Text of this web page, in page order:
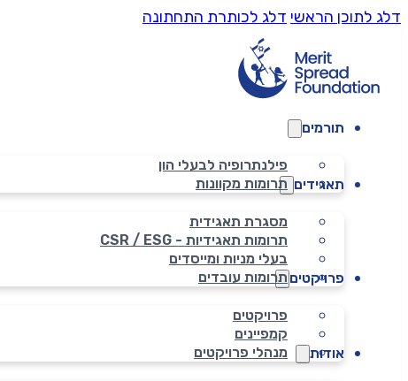
דלג לתוכן הראשי דלג לכותרת התחתונה
תורמים
פילנתרופיה לבעלי הון
תרומות מקוונות תאגידים
מסגרת תאגידית
תרומות תאגידיות - CSR / ESG
בעלי מניות ומייסדים
תרומות עובדים פרויקטים
פרויקטים
קמפיינים
מנהלי פרויקטים
אודות